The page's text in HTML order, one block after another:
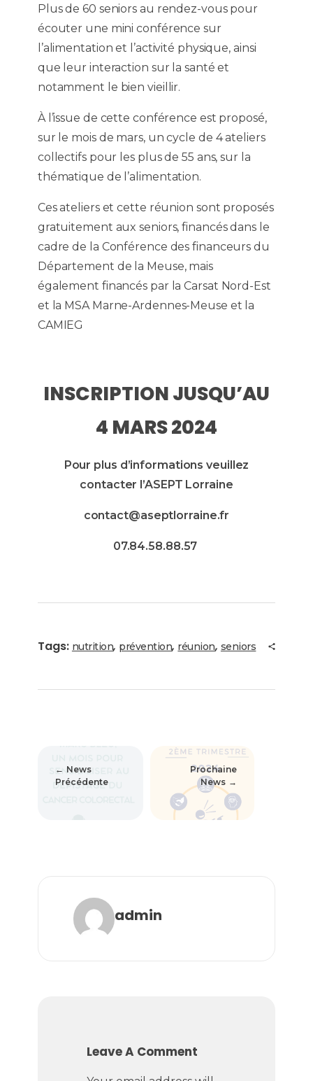
Plus de 60 seniors au rendez-vous pour
écouter une mini conférence sur
l’alimentation et l’activité physique, ainsi
que leur interaction sur la santé et
notamment le bien vieillir.
À l’issue de cette conférence est proposé,
sur le mois de mars, un cycle de 4 ateliers
collectifs pour les plus de 55 ans, sur la
thématique de l’alimentation.
Ces ateliers et cette réunion sont proposés
gratuitement aux seniors, financés dans le
cadre de la Conférence des financeurs du
Département de la Meuse, mais
également financés par la Carsat Nord-Est
et la MSA Marne-Ardennes-Meuse et la
CAMIEG
INSCRIPTION JUSQU’AU
4 MARS 2024
Pour plus d’informations veuillez
contacter l’ASEPT Lorraine
contact@aseptlorraine.fr
07.84.58.88.57
Tags: nutrition, prévention, réunion, seniors
News
Précédente
Prochaine
News
admin
Leave A Comment